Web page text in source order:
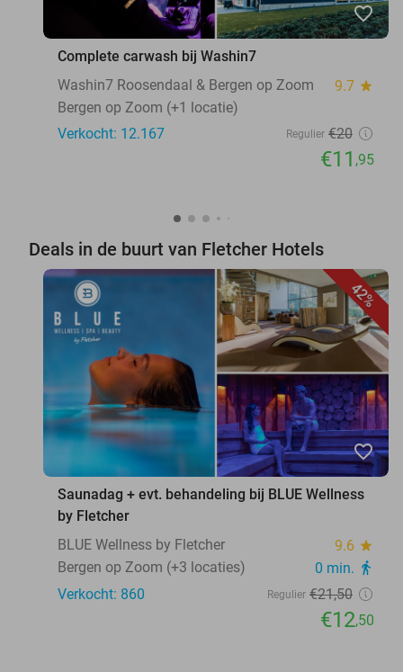
favorite_border
Complete carwash bij Washin7
Washin7 Roosendaal & Bergen op Zoom
9.7 star
Bergen op Zoom (+1 locatie)
Verkocht: 12.167
Regulier €20
€11 ,95
Deals in de buurt van Fletcher Hotels
42%
favorite_border
Saunadag + evt. behandeling bij BLUE Wellness
by Fletcher
BLUE Wellness by Fletcher
9.6 star
Bergen op Zoom (+3 locaties) 0 min. directions_walk
Verkocht: 860 Regulier €21,50
€12,50